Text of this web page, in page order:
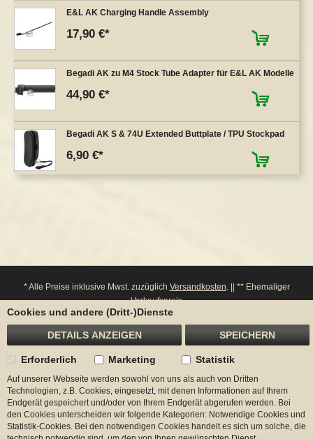
E&L AK Charging Handle Assembly
17,90 €
Begadi AK zu M4 Stock Tube Adapter für E&L AK Modelle
44,90 €
Begadi AK S & 74U Extended Buttplate / TPU Stockpad
6,90 €
* Alle Preise inklusive Mwst. zuzüglich Versandkosten. || ** Ehemaliger
Verkaufspreis
**** Bitte beachten Sie: Bei einem Widerruf werden entsprechende Punkte von
Begadi
Kontakt
Cookies und andere (Dritt-)Dienste
DETAILS ANZEIGEN SPEICHERN
Erforderlich Marketing Statistik
Auf unserer Webseite werden sowohl von uns als auch von Dritten
Technologien, z.B. Cookies, eingesetzt, mit denen Informationen auf Ihrem
Endgerät gespeichert und/oder von Ihrem Endgerät abgerufen werden. Bei
den Cookies unterscheiden wir folgende Kategorien: Notwendige Cookies und
Statistik-Cookies. Bei den notwendigen Cookies handelt es sich um solche, die